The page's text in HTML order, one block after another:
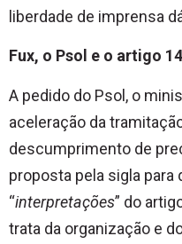
liberdade de imprensa
Fux, o Psol e o artigo
A pedido do Psol, o
aceleração da
descumprimento de
proposta pela sigla
“interpretações” do
trata da organização e